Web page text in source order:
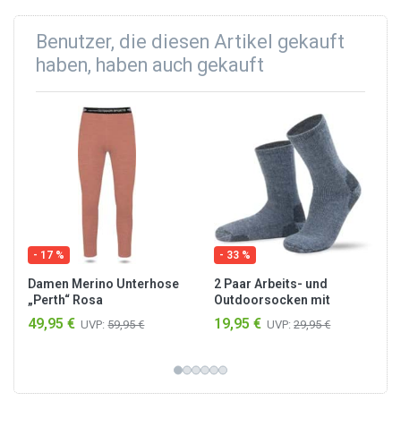
Benutzer, die diesen Artikel gekauft
haben, haben auch gekauft
- 17 %
Damen Merino Unterhose
„Perth“ Rosa
49,95 € UVP: 59,95 €
- 33 %
2 Paar Arbeits- und
Outdoorsocken mit
CORDURA® Blau
19,95 € UVP: 29,95 €